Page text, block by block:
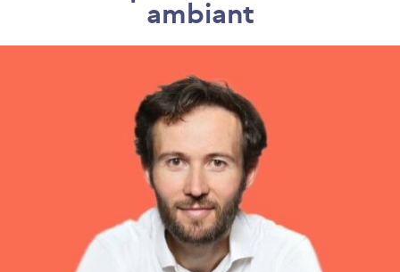
ambiant